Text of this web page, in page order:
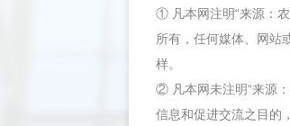
① 凡本网注明“来源：
所有，任何媒体、网站
样。
② 凡本网未注明“来源
信息和促进交流之目的